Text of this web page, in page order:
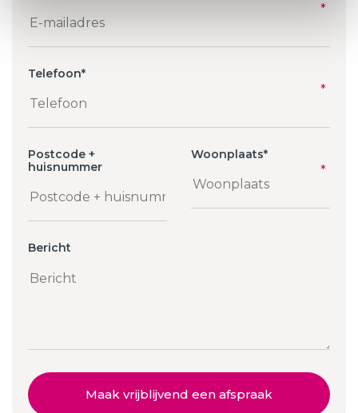
Telefoon*
Postcode +
huisnummer
Woonplaats*
Bericht
Maak vrijblijvend een afspraak